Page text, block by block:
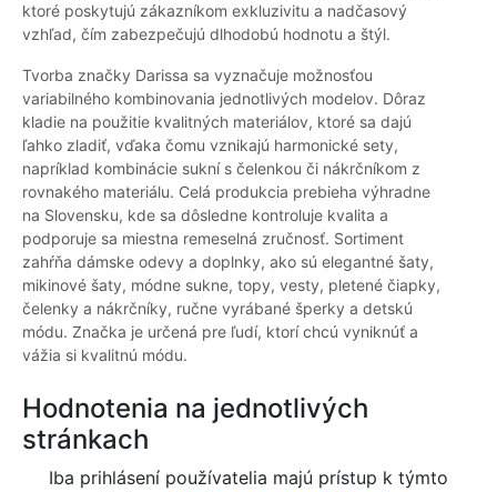
ktoré poskytujú zákazníkom exkluzivitu a nadčasový
vzhľad, čím zabezpečujú dlhodobú hodnotu a štýl.
Tvorba značky Darissa sa vyznačuje možnosťou
variabilného kombinovania jednotlivých modelov. Dôraz
kladie na použitie kvalitných materiálov, ktoré sa dajú
ľahko zladiť, vďaka čomu vznikajú harmonické sety,
napríklad kombinácie sukní s čelenkou či nákrčníkom z
rovnakého materiálu. Celá produkcia prebieha výhradne
na Slovensku, kde sa dôsledne kontroluje kvalita a
podporuje sa miestna remeselná zručnosť. Sortiment
zahŕňa dámske odevy a doplnky, ako sú elegantné šaty,
mikinové šaty, módne sukne, topy, vesty, pletené čiapky,
čelenky a nákrčníky, ručne vyrábané šperky a detskú
módu. Značka je určená pre ľudí, ktorí chcú vyniknúť a
vážia si kvalitnú módu.
Hodnotenia na jednotlivých
stránkach
Iba prihlásení používatelia majú prístup k týmto